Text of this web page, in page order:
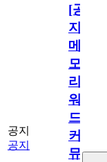
공지
공지
[공
지]
메
모
리
워
드
커
뮤